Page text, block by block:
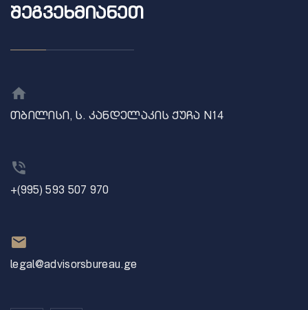
ᲨᲔᲒᲕᲔᲮᲛᲘᲐᲜᲔᲗ
თბილისი, ს. კანდელაკის ქუჩა N14
+(995) 593 507 970
legal@advisorsbureau.ge